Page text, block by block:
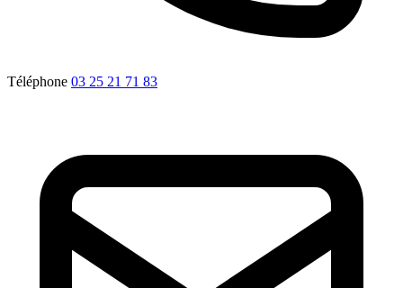
Téléphone 03 25 21 71 83